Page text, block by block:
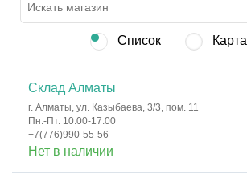
Список Карта
Склад Алматы
г. Алматы, ул. Казыбаева, 3/3, пом. 11
Пн.-Пт. 10:00-17:00
+7(776)990-55-56
Нет в наличии